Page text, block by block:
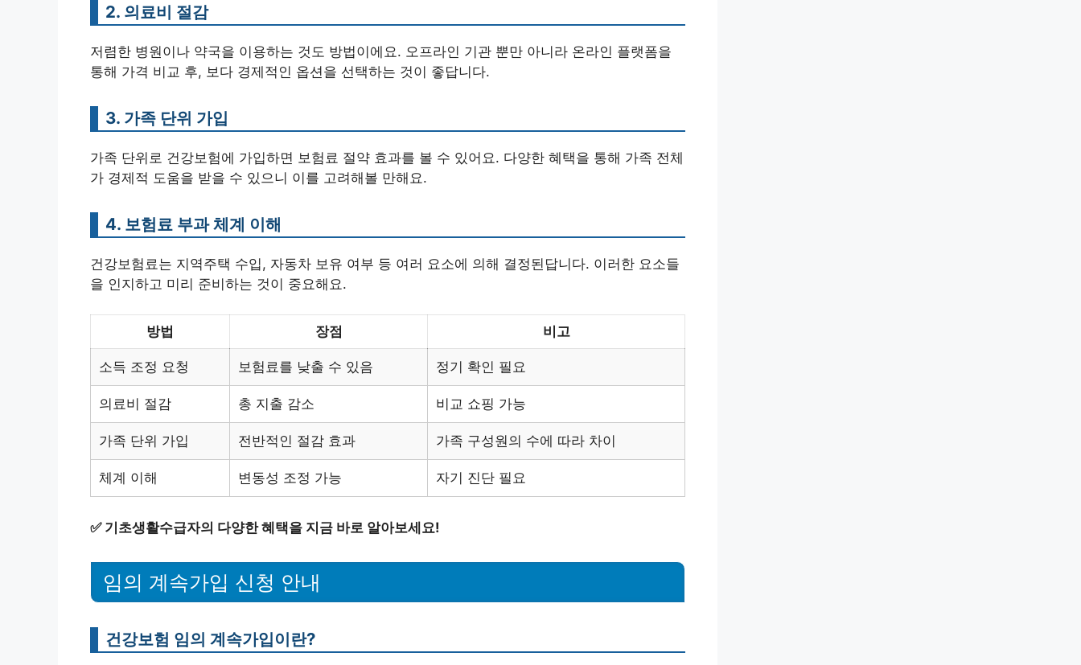
2. 의료비 절감
저렴한 병원이나 약국을 이용하는 것도 방법이에요. 오프라인 기관 뿐만 아니라 온라인 플랫폼을
통해 가격 비교 후, 보다 경제적인 옵션을 선택하는 것이 좋답니다.
3. 가족 단위 가입
가족 단위로 건강보험에 가입하면 보험료 절약 효과를 볼 수 있어요. 다양한 혜택을 통해 가족 전체
가 경제적 도움을 받을 수 있으니 이를 고려해볼 만해요.
4. 보험료 부과 체계 이해
건강보험료는 지역주택 수입, 자동차 보유 여부 등 여러 요소에 의해 결정된답니다. 이러한 요소들
을 인지하고 미리 준비하는 것이 중요해요.
방법 장점 비고
소득 조정 요청 보험료를 낮출 수 있음 정기 확인 필요
의료비 절감 총 지출 감소 비교 쇼핑 가능
가족 단위 가입 전반적인 절감 효과 가족 구성원의 수에 따라 차이
체계 이해 변동성 조정 가능 자기 진단 필요
✅ 기초생활수급자의 다양한 혜택을 지금 바로 알아보세요!
임의 계속가입 신청 안내
건강보험 임의 계속가입이란?